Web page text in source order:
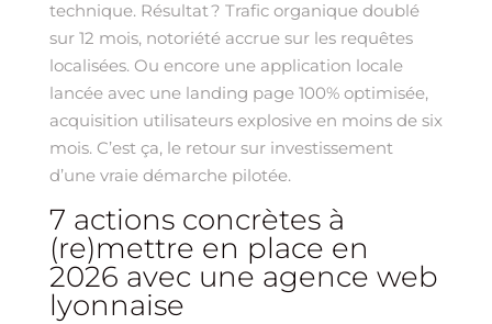
technique. Résultat ? Trafic organique doublé
sur 12 mois, notoriété accrue sur les requêtes
localisées. Ou encore une application locale
lancée avec une landing page 100% optimisée,
acquisition utilisateurs explosive en moins de six
mois. C’est ça, le retour sur investissement
d’une vraie démarche pilotée.
7 actions concrètes à
(re)mettre en place en
2026 avec une agence web
lyonnaise